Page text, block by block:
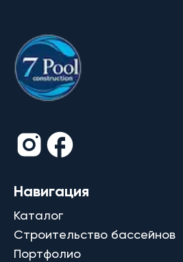
Навигация
Каталог
Строительство бассейнов
Портфолио